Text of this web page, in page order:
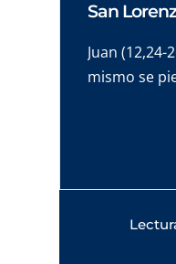
San
Juan (12,24-
mismo se